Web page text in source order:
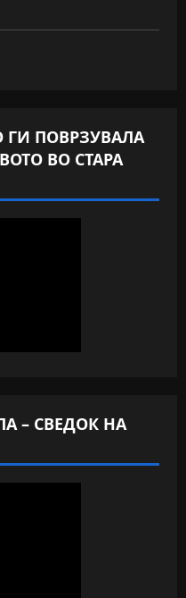
ГИ ПОВРЗУВАЛА
ВО СТАРА
– СВЕДОК НА